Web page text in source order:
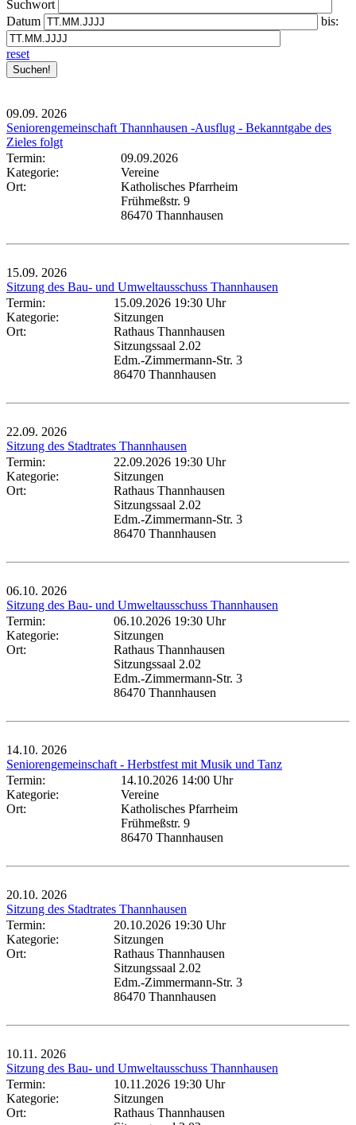
Suchwort
Datum
bis:
reset
09.09. 2026
Seniorengemeinschaft Thannhausen -Ausflug - Bekanntgabe des
Zieles folgt
Termin:
09.09.2026
Kategorie:
Vereine
Ort:
Katholisches Pfarrheim
Frühmeßstr. 9
86470 Thannhausen
15.09. 2026
Sitzung des Bau- und Umweltausschuss Thannhausen
Termin:
15.09.2026 19:30 Uhr
Kategorie:
Sitzungen
Ort:
Rathaus Thannhausen
Sitzungssaal 2.02
Edm.-Zimmermann-Str. 3
86470 Thannhausen
22.09. 2026
Sitzung des Stadtrates Thannhausen
Termin:
22.09.2026 19:30 Uhr
Kategorie:
Sitzungen
Ort:
Rathaus Thannhausen
Sitzungssaal 2.02
Edm.-Zimmermann-Str. 3
86470 Thannhausen
06.10. 2026
Sitzung des Bau- und Umweltausschuss Thannhausen
Termin:
06.10.2026 19:30 Uhr
Kategorie:
Sitzungen
Ort:
Rathaus Thannhausen
Sitzungssaal 2.02
Edm.-Zimmermann-Str. 3
86470 Thannhausen
14.10. 2026
Seniorengemeinschaft - Herbstfest mit Musik und Tanz
Termin:
14.10.2026 14:00 Uhr
Kategorie:
Vereine
Ort:
Katholisches Pfarrheim
Frühmeßstr. 9
86470 Thannhausen
20.10. 2026
Sitzung des Stadtrates Thannhausen
Termin:
20.10.2026 19:30 Uhr
Kategorie:
Sitzungen
Ort:
Rathaus Thannhausen
Sitzungssaal 2.02
Edm.-Zimmermann-Str. 3
86470 Thannhausen
10.11. 2026
Sitzung des Bau- und Umweltausschuss Thannhausen
Termin:
10.11.2026 19:30 Uhr
Kategorie:
Sitzungen
Ort:
Rathaus Thannhausen